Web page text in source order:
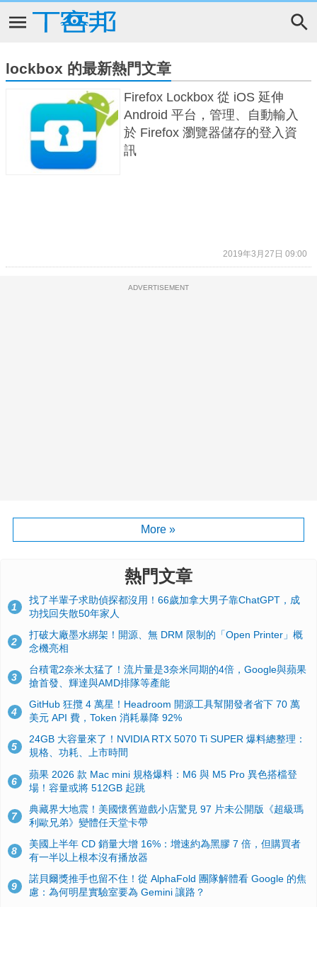
lockbox 的最新熱門文章
Firefox Lockbox 從 iOS 延伸
Android 平台，管理、自動輸入
於 Firefox 瀏覽器儲存的登入資
訊
2019年3月27日 09:00
ADVERTISEMENT
More »
熱門文章
1
找了半輩子求助偵探都沒用！66歲加拿大男子靠ChatGPT，成
功找回失散50年家人
2
打破大廠墨水綁架！開源、無 DRM 限制的「Open Printer」概
念機亮相
3
台積電2奈米太猛了！流片量是3奈米同期的4倍，Google與蘋果
搶首發、輝達與AMD排隊等產能
4
GitHub 狂攬 4 萬星！Headroom 開源工具幫開發者省下 70 萬
美元 API 費，Token 消耗暴降 92%
5
24GB 大容量來了！NVIDIA RTX 5070 Ti SUPER 爆料總整理：
規格、功耗、上市時間
6
蘋果 2026 款 Mac mini 規格爆料：M6 與 M5 Pro 異色搭檔登
場！容量或將 512GB 起跳
7
典藏界大地震！美國懷舊遊戲小店驚見 97 片未公開版《超級瑪
利歐兄弟》變體任天堂卡帶
8
美國上半年 CD 銷量大增 16%：增速約為黑膠 7 倍，但購買者
有一半以上根本沒有播放器
9
諾貝爾獎推手也留不住！從 AlphaFold 團隊解體看 Google 的焦
慮：為何明星實驗室要為 Gemini 讓路？